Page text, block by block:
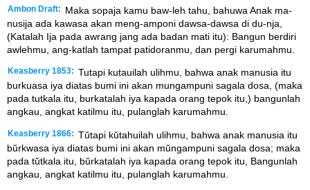
Ambon Draft:
Maka sopaja kamu baw-leh tahu, bahuwa Anak ma-
nusija ada kawasa akan meng-amponi dawsa-dawsa di du-nja,
(Katalah Ija pada awrang jang ada badan mati itu): Bangun berdiri
awlehmu, ang-katlah tampat patidoranmu, dan pergi karumahmu.
Keasberry 1853: Tutapi kutauilah ulihmu, bahwa anak manusia itu
burkuasa iya diatas bumi ini akan mungampuni sagala dosa, (maka
pada tutkala itu, burkatalah iya kapada orang tepok itu,) bangunlah
angkau, angkat katilmu itu, pulanglah karumahmu.
Keasberry 1866: Tŭtapi kŭtahuilah ulihmu, bahwa anak manusia itu
bŭrkwasa iya diatas bumi ini akan mŭngampuni sagala dosa; maka
pada tŭtkala itu, bŭrkatalah iya kapada orang tepok itu, Bangunlah
angkau, angkat katilmu itu, pulanglah karumahmu.